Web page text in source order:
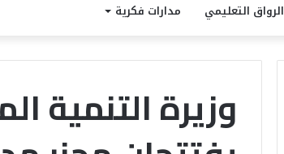
الرواق التعليمي مدارات فكرية
وزيرة التنمية